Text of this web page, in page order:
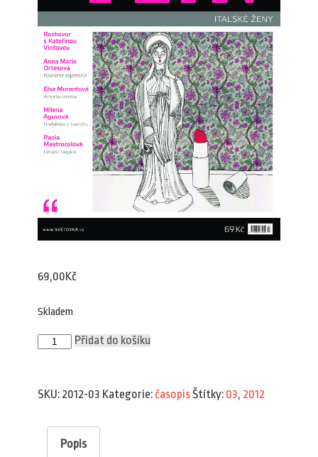
69,00Kč
Skladem
Plav
3/2012
Přidat do košíku
SKU: 2012-03 Kategorie: časopisŠtítky: 03, 2012
Popis